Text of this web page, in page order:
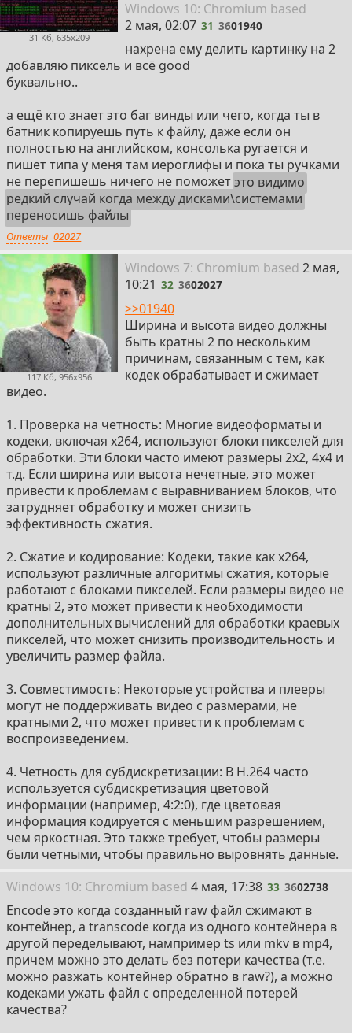
31 Кб, 635x209
Windows 10: Chromium based31
2 мая, 02:07 31 3601940
нахрена ему делить картинку на 2
добавляю пиксель и всё good
буквально..
а ещё кто знает это баг винды или чего, когда ты в
батник копируешь путь к файлу, даже если он
полностью на английском, консолька ругается и
пишет типа у меня там иероглифы и пока ты ручками
не перепишешь ничего не поможетэто видимо
редкий случай когда между дисками\системами
переносишь файлы
Ответы 02027
117 Кб, 956x956
Windows 7: Chromium based 32
2 мая,
10:21 32 3602027
>>01940
Ширина и высота видео должны
быть кратны 2 по нескольким
причинам, связанным с тем, как
кодек обрабатывает и сжимает
видео.
1. Проверка на четность: Многие видеоформаты и
кодеки, включая x264, используют блоки пикселей для
обработки. Эти блоки часто имеют размеры 2x2, 4x4 и
т.д. Если ширина или высота нечетные, это может
привести к проблемам с выравниванием блоков, что
затрудняет обработку и может снизить
эффективность сжатия.
2. Сжатие и кодирование: Кодеки, такие как x264,
используют различные алгоритмы сжатия, которые
работают с блоками пикселей. Если размеры видео не
кратны 2, это может привести к необходимости
дополнительных вычислений для обработки краевых
пикселей, что может снизить производительность и
увеличить размер файла.
3. Совместимость: Некоторые устройства и плееры
могут не поддерживать видео с размерами, не
кратными 2, что может привести к проблемам с
воспроизведением.
4. Четность для субдискретизации: В H.264 часто
используется субдискретизация цветовой
информации (например, 4:2:0), где цветовая
информация кодируется с меньшим разрешением,
чем яркостная. Это также требует, чтобы размеры
были четными, чтобы правильно выровнять данные.
Windows 10: Chromium based 33
4 мая, 17:38 33 3602738
Encode это когда созданный raw файл сжимают в
контейнер, а transcode когда из одного контейнера в
другой переделывают, нампример ts или mkv в mp4,
причем можно это делать без потери качества (т.е.
можно разжать контейнер обратно в raw?), а можно
кодеками ужать файл с определенной потерей
качества?